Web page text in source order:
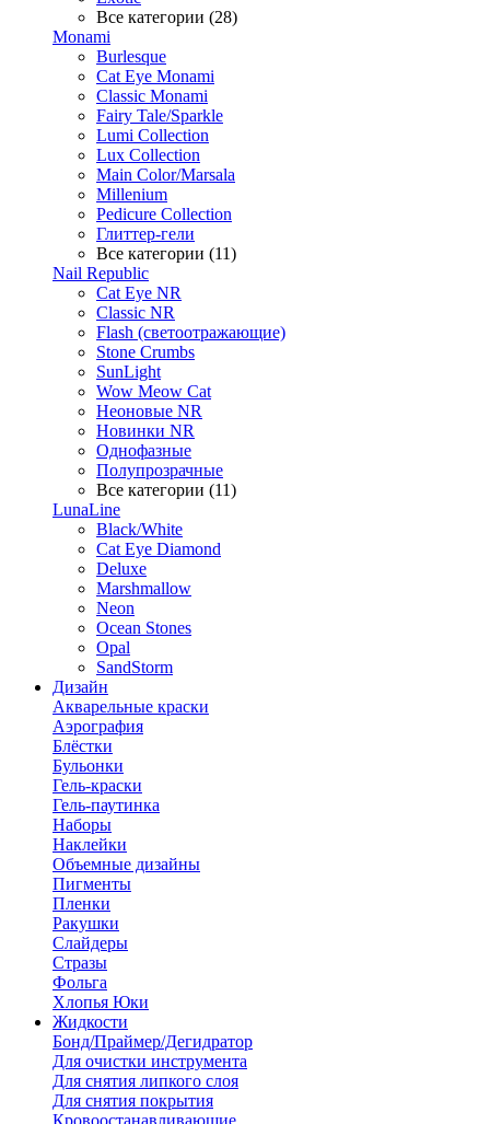
Все категории (28)
Monami
Burlesque
Cat Eye Monami
Classic Monami
Fairy Tale/Sparkle
Lumi Collection
Lux Collection
Main Color/Marsala
Millenium
Pedicure Collection
Глиттер-гели
Все категории (11)
Nail Republic
Cat Eye NR
Classic NR
Flash (светоотражающие)
Stone Crumbs
SunLight
Wow Meow Cat
Неоновые NR
Новинки NR
Однофазные
Полупрозрачные
Все категории (11)
LunaLine
Black/White
Cat Eye Diamond
Deluxe
Marshmallow
Neon
Ocean Stones
Opal
SandStorm
Дизайн
Акварельные краски
Аэрография
Блёстки
Бульонки
Гель-краски
Гель-паутинка
Наборы
Наклейки
Объемные дизайны
Пигменты
Пленки
Ракушки
Слайдеры
Стразы
Фольга
Хлопья Юки
Жидкости
Бонд/Праймер/Дегидратор
Для очистки инструмента
Для снятия липкого слоя
Для снятия покрытия
Кровоостанавливающие